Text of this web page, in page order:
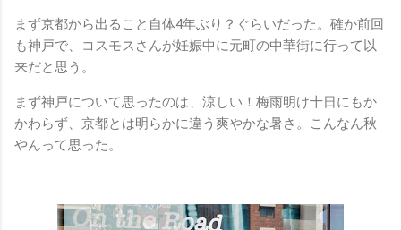
まず京都から出ること自体4年ぶり？ぐらいだった。確か前回
も神戸で、コスモスさんが妊娠中に元町の中華街に行って以
来だと思う。
まず神戸について思ったのは、涼しい！梅雨明け十日にもか
かわらず、京都とは明らかに違う爽やかな暑さ。こんなん秋
やんって思った。